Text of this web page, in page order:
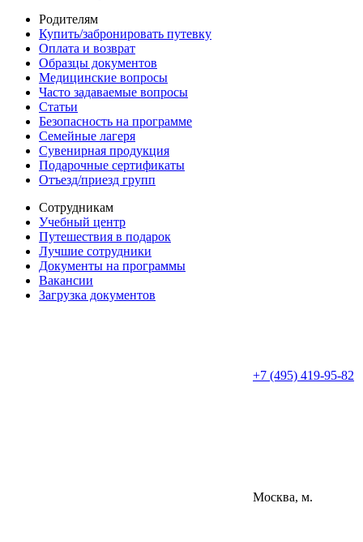
Родителям
Купить/забронировать путевку
Оплата и возврат
Образцы документов
Медицинские вопросы
Часто задаваемые вопросы
Статьи
Безопасность на программе
Семейные лагеря
Сувенирная продукция
Подарочные сертификаты
Отъезд/приезд групп
Сотрудникам
Учебный центр
Путешествия в подарок
Лучшие сотрудники
Документы на программы
Вакансии
Загрузка документов
+7 (495) 419-95-82
Москва, м.